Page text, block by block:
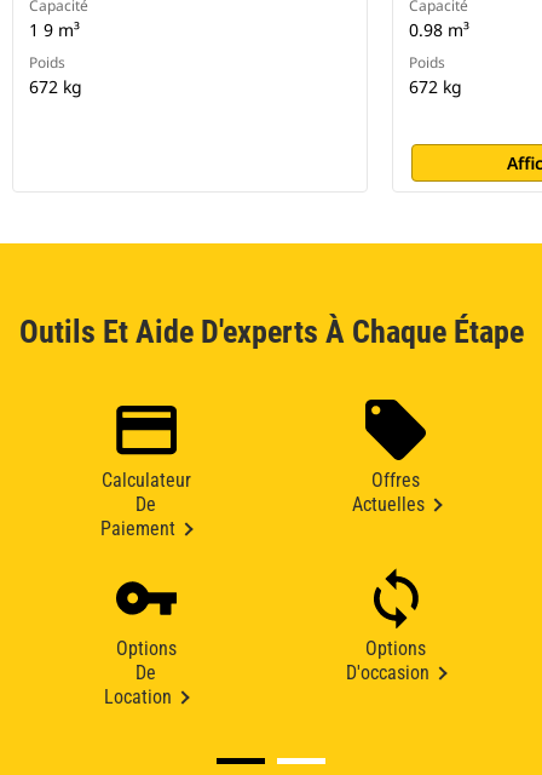
Capacité
1 9 m³
Poids
672 kg
Capacité
0.98 m³
Poids
672 kg
Outils Et Aide D'experts À Chaque Étape
Calculateur
De
Paiement
Offres
Actuelles
Options
De
Location
Options
D'occasion